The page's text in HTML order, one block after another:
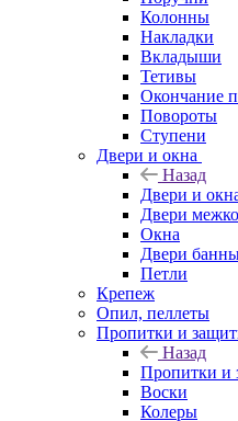
Колонны
Накладки
Вкладыши
Тетивы
Окончание
Повороты
Ступени
Двери и окна
Назад
Двери и
Двери
Окна
Двери
Петли
Крепеж
Опил, пеллеты
Пропитки и
Назад
Пропитки и
Воски
Колеры